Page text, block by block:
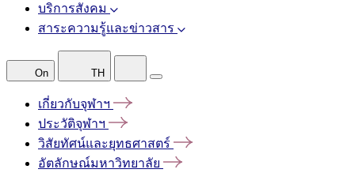
บริการสังคม
สาระความรู้และข่าวสาร
On TH
เกี่ยวกับจุฬาฯ
ประวัติจุฬาฯ
วิสัยทัศน์และยุทธศาสตร์
อัตลักษณ์มหาวิทยาลัย